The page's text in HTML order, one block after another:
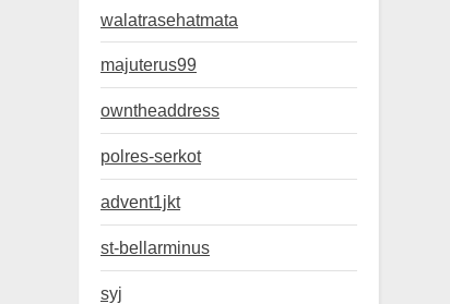
walatrasehatmata
majuterus99
owntheaddress
polres-serkot
advent1jkt
st-bellarminus
syj